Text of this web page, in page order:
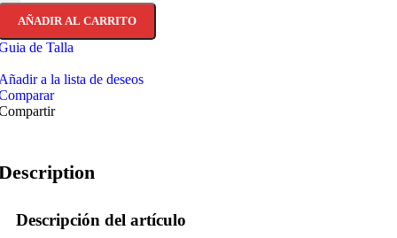
AÑADIR AL CARRITO
de Talla
a la lista de deseos
del artículo